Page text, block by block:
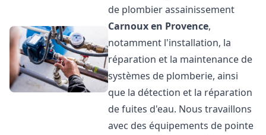
de plombier assainissement
Carnoux en Provence,
notamment l'installation, la
réparation et la maintenance de
systèmes de plomberie, ainsi
que la détection et la réparation
de fuites d'eau. Nous travaillons
avec des équipements de pointe